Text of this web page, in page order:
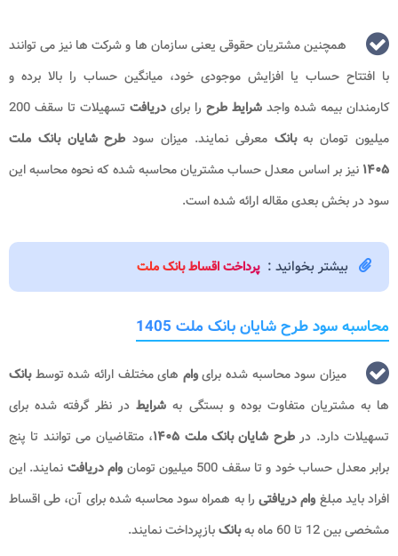
همچنین مشتریان حقوقی یعنی سازمان ها و شرکت ها نیز می توانند
با افتتاح حساب یا افزایش موجودی خود، میانگین حساب را بالا برده و
کارمندان بیمه شده واجد شرایط طرح را برای دریافت
تسهیلات تا سقف 200
میلیون تومان بهبانکمعرفی نمایند. میزان سود طرح شایان بانک ملت
۱۴۰۵ نیز بر اساس معدل حساب مشتریان محاسبه شده که نحوه محاسبه این
سود در بخش بعدی مقاله ارائه شده است.
بیشتر بخوانید : پرداخت اقساط بانک ملت
محاسبه سود طرح شایان بانک ملت 1405
میزان سود محاسبه شده برایوام های مختلف ارائه شده توسطبانک
ها به مشتریان متفاوت بوده و بستگی به شرایط در نظر گرفته شده برای
تسهیلات دارد. درطرح شایان بانک ملت ۱۴۰۵
، متقاضیان می توانند تا پنج
برابر معدل حساب خود و تا سقف 500 میلیون تومان
وام دریافت نمایند. این
افراد باید مبلغ وام دریافتی را به همراه سود محاسبه شده برای آن، طی اقساط
مشخصی بین 12 تا 60 ماه به
بانکبازپرداخت نمایند.